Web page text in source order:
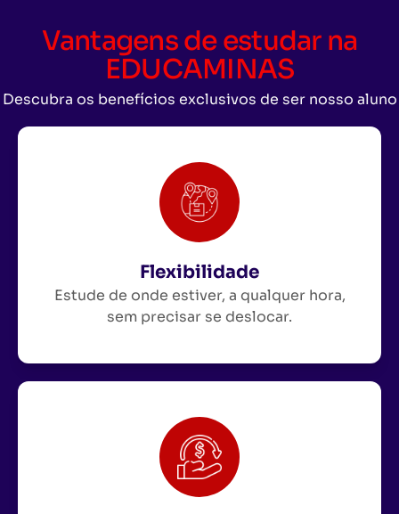
Vantagens de estudar na
EDUCAMINAS
Descubra os benefícios exclusivos de ser nosso aluno
Flexibilidade
Estude de onde estiver, a qualquer hora,
sem precisar se deslocar.